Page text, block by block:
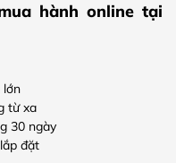
hành online tại
lớn
từ xa
30 ngày
đặt